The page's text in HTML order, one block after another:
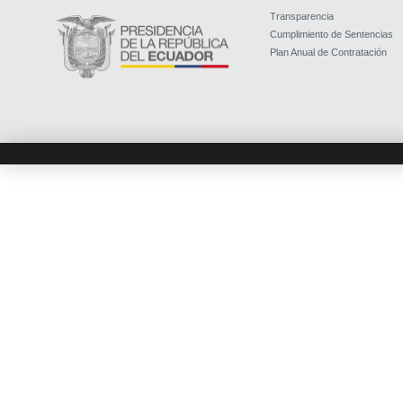
Transparencia
Cumplimiento de Sentencias
Plan Anual de Contratación